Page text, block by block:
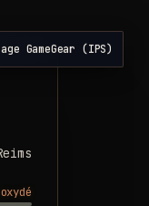
GameGear (IPS)